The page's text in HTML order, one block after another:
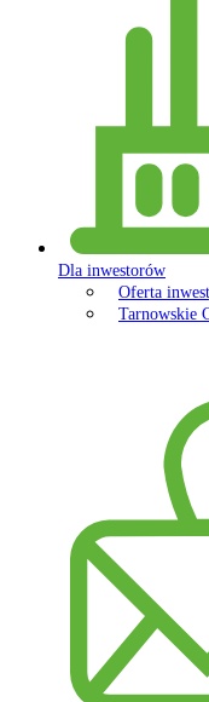
Dla inwestorów
Oferta
Tarnowskie